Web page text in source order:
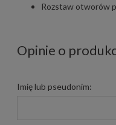
Rozstaw otworów
Opinie o
Imię lub pseudonim: